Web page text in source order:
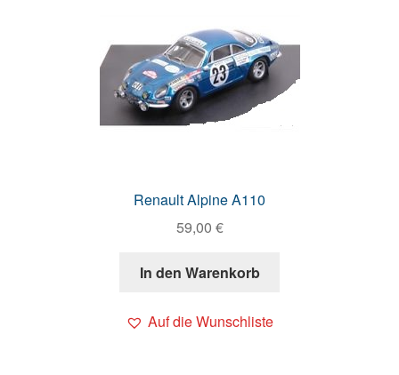
Renault Alpine A110
59,00 €
In den Warenkorb
Auf die Wunschliste